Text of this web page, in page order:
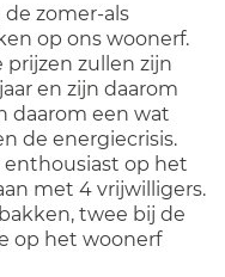
de zomer-als
op ons woonerf.
zullen zijn
en zijn daarom
daarom een wat
de energiecrisis.
op het
met 4 vrijwilligers.
twee bij de
op het woonerf